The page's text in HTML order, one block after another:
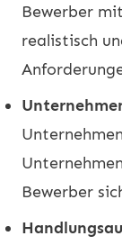
Bewerber
realistisch
Bewerber